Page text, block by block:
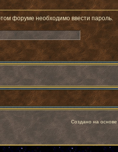
форуме необходимо ввести пароль.
Создано на основе